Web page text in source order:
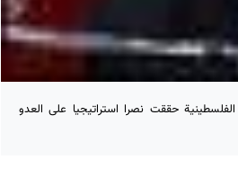
حققت نصرا استراتيجيا على العدو